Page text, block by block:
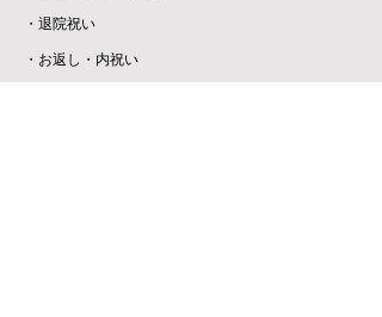
​・退院祝い
・お返し・内祝い